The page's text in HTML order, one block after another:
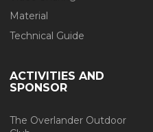
Material
Technical Guide
ACTIVITIES AND
SPONSOR
The Overlander Outdoor